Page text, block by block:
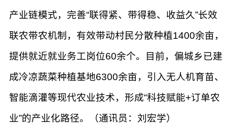
产业链模式，完善“联得紧、带得稳、收益久”长效
联农带农机制，有效带动村民分散种植1400余亩，
提供就近就业务工岗位60余个。目前，偏城乡已建
成冷凉蔬菜种植基地6300余亩，引入无人机育苗、
智能滴灌等现代农业技术，形成“科技赋能+订单农
业”的产业化路径。（通讯员：刘宏学）